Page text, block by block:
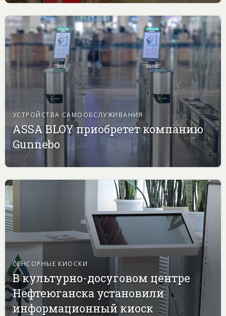
УСТРОЙСТВА САМООБСЛУЖИВАНИЯ
ASSA BLOY приобретет компанию
Gunnebo
СЕНСОРНЫЕ КИОСКИ
В культурно-досуговом центре
Нефтеюганска установили
информационный киоск